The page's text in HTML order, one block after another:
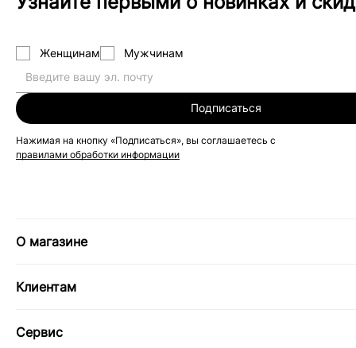
Женщинам Мужчинам
Подписаться
Нажимая на кнопку «Подписаться», вы соглашаетесь с
правилами обработки информации
О магазине
Клиентам
Сервис